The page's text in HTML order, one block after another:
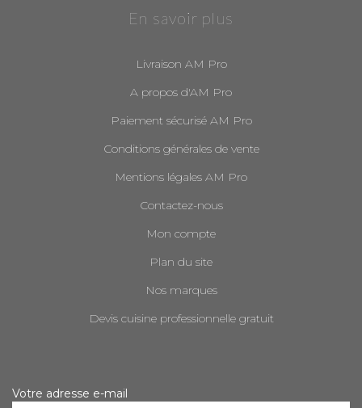
En savoir plus
Livraison AM Pro
A propos d'AM Pro
Paiement sécurisé AM Pro
Conditions générales de vente
Mentions légales AM Pro
Contactez-nous
Mon compte
Plan du site
Nos marques
Devis cuisine professionnelle gratuit
Votre adresse e-mail